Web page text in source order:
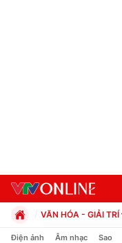
VĂN HÓA - GIẢI TRÍ
Chính trị
Điện ảnh Âm nhạc Sao